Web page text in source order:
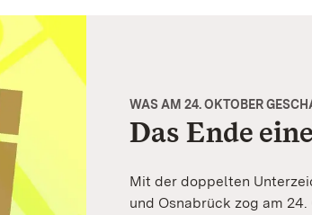
WAS AM 24. OKTOBER
Das Ende
Mit der doppelten
und Osnabrück zog am